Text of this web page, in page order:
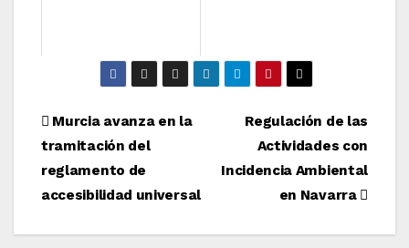
Navegación
de
entradas
Regulación de las
Actividades con
Incidencia Ambiental
en Navarra
Murcia avanza en la
tramitación del
reglamento de
accesibilidad universal